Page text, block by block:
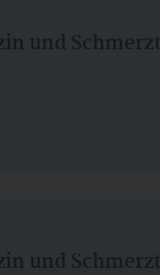
und
und